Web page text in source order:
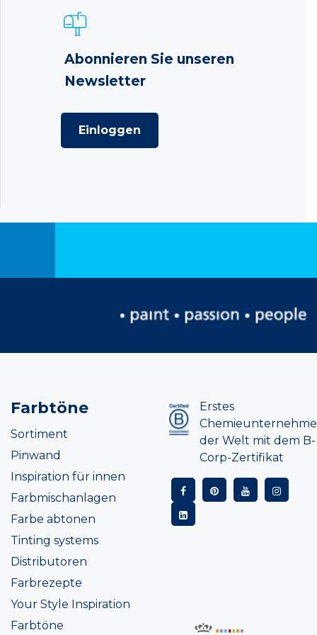
Abonnieren Sie unseren
Newsletter
Einloggen
Farbtöne
Sortiment
Pinwand
Inspiration für innen
Farbmischanlagen
Farbe abtonen
Tinting systems
Distributoren
Farbrezepte
Your Style Inspiration
Farbtöne
Erstes
der Welt mit dem B-
Corp-Zertifikat